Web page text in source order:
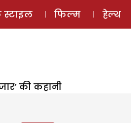
ई-मैगज़ीन
फिल्म हेल्थ
की कहानी